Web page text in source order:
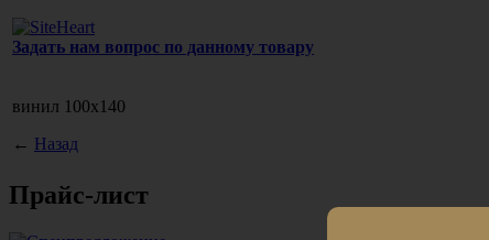
Задать нам вопрос по данному товару
винил 100х140
← Назад
Прайс-лист